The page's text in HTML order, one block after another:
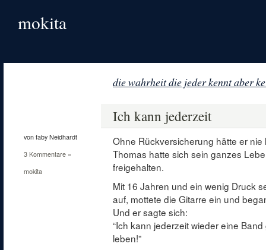
mokita
die wahrheit die jeder kennt aber
von faby Neidhardt
3 Kommentare »
mokita
Ich kann jederzeit
Ohne Rückversicherung hätte er
Thomas hatte sich sein ganzes
freigehalten.
Mit 16 Jahren und ein wenig Druck
auf, mottete die Gitarre ein und
Und er sagte sich:
“Ich kann jederzeit wieder eine
leben!”